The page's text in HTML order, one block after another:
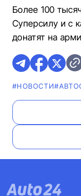
Более 100
Суперсилу и с
донатят на
#НОВОСТИ